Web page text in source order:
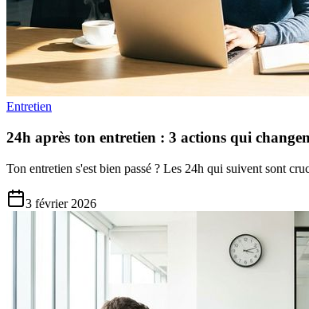
Entretien
24h après ton entretien : 3 actions qui
Ton entretien s'est bien passé ? Les 24h qui suivent sont
3 février 2026